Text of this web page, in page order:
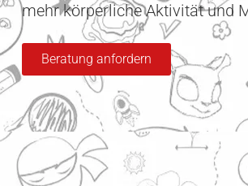
mehr körperliche Aktivität und
Beratung anfordern